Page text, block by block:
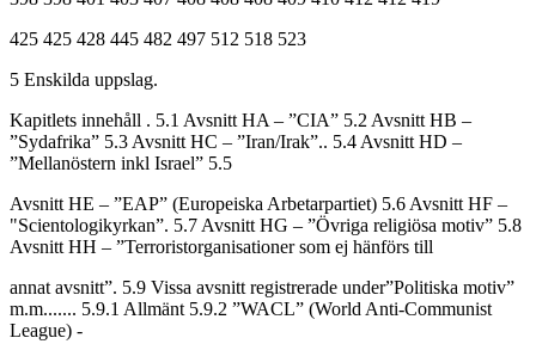
425 425 428 445 482 497 512 518 523
5 Enskilda uppslag.
Kapitlets innehåll . 5.1 Avsnitt HA – ”CIA” 5.2 Avsnitt HB –
”Sydafrika” 5.3 Avsnitt HC – ”Iran/Irak”.. 5.4 Avsnitt HD –
”Mellanöstern inkl Israel” 5.5
Avsnitt HE – ”EAP” (Europeiska Arbetarpartiet) 5.6 Avsnitt HF –
"Scientologikyrkan”. 5.7 Avsnitt HG – ”Övriga religiösa motiv” 5.8
Avsnitt HH – ”Terroristorganisationer som ej hänförs till
annat avsnitt”. 5.9 Vissa avsnitt registrerade under”Politiska motiv”
m.m....... 5.9.1 Allmänt 5.9.2 ”WACL” (World Anti-Communist
League) -